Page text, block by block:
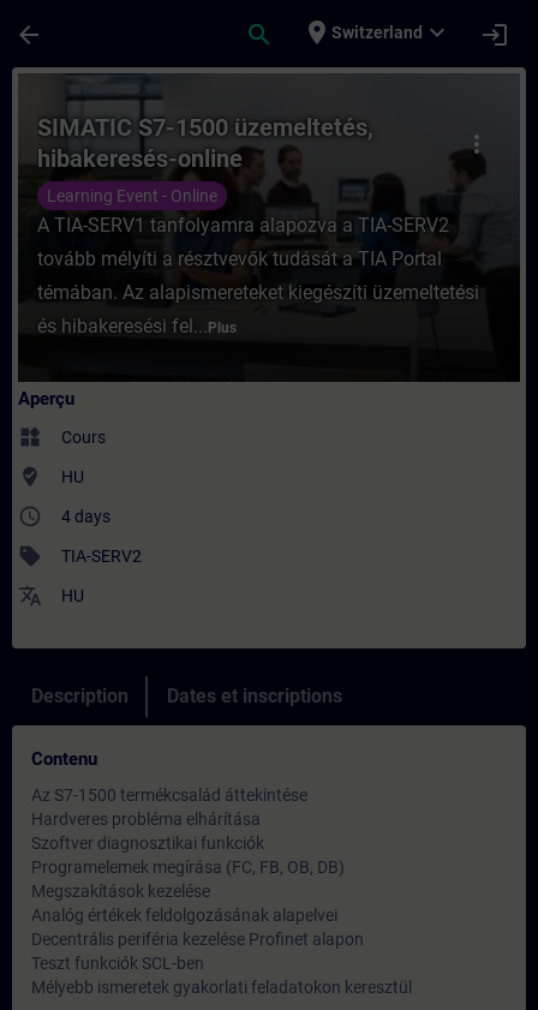
arrow_back search place Switzerland expand_more login
Cours - SIMATIC S7-1500 üzemeltetés,
more_vert
SIMATIC S7-1500 üzemeltetés,
hibakeresés-online
Learning Event - Online
A TIA-SERV1 tanfolyamra alapozva a TIA-SERV2
tovább mélyíti a résztvevők tudását a TIA Portal
témában. Az alapismereteket kiegészíti üzemeltetési
és hibakeresési fel... Plus
Aperçu
widgets Cours
where_to_vote HU
access_time 4 days
sell TIA-SERV2
translate HU
Description Dates et inscriptions
Contenu
Az S7-1500 termékcsalád áttekintése
Hardveres probléma elhárítása
Szoftver diagnosztikai funkciók
Programelemek megírása (FC, FB, OB, DB)
Megszakítások kezelése
Analóg értékek feldolgozásának alapelvei
Decentrális periféria kezelése Profinet alapon
Teszt funkciók SCL-ben
Mélyebb ismeretek gyakorlati feladatokon keresztül